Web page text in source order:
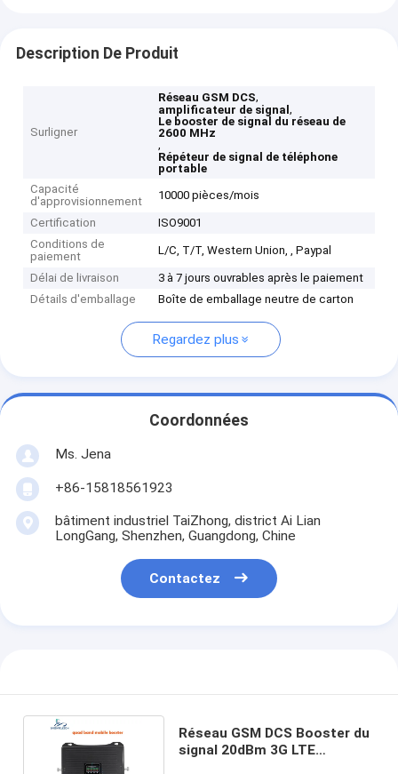
Description De Produit
Surligner
Réseau GSM DCS,
amplificateur de signal,
Le booster de signal du réseau de
2600 MHz
,
Répéteur de signal de téléphone
portable
Capacité
d'approvisionnement
10000 pièces/mois
Certification
ISO9001
Conditions de
paiement
L/C, T/T, Western Union, , Paypal
Délai de livraison
3 à 7 jours ouvrables après le paiement
Détails d'emballage
Boîte de emballage neutre de carton
Regardez plus
Coordonnées
Ms. Jena
+86-15818561923
bâtiment industriel TaiZhong, district Ai Lian
LongGang, Shenzhen, Guangdong, Chine
Contactez
Réseau GSM DCS Booster du
signal 20dBm 3G LTE